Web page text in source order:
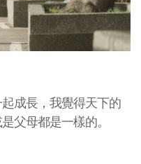
成長，我覺得天下的
父母都是一樣的。